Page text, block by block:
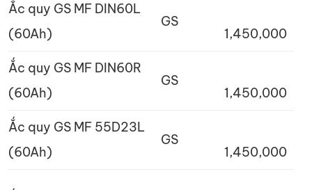
Ắc quy GS MF DIN60L
(60Ah)
GS
1,450,000
Ắc quy GS MF DIN60R
(60Ah)
GS
1,450,000
Ắc quy GS MF 55D23L
(60Ah)
GS
1,450,000